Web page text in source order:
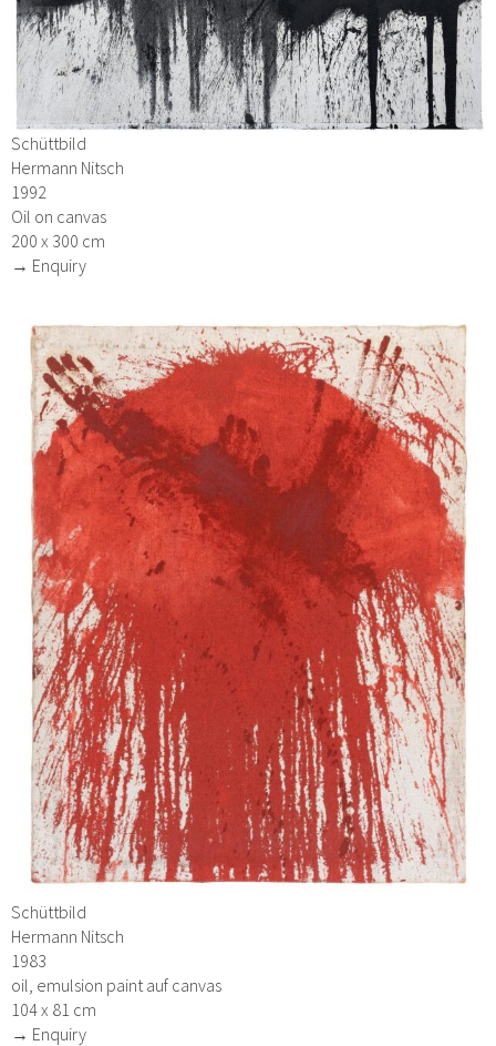
Schüttbild
Hermann Nitsch
1992
Oil on canvas
200 x 300 cm
→ Enquiry
Schüttbild
Hermann Nitsch
1983
oil, emulsion paint auf canvas
104 x 81 cm
→ Enquiry